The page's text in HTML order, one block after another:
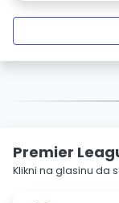
Premier
Klikni na glasinu da